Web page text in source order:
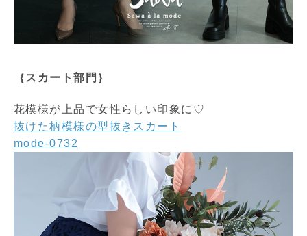
｛スカート部門｝
花模様が上品で女性らしい印象に♡
抜けた柄模様の型抜きスカート
mode-0732